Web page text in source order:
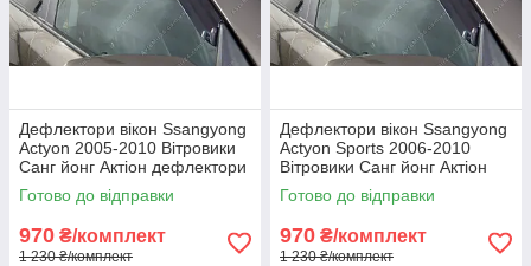
Дефлектори вікон Ssangyong
Actyon 2005-2010 Вітровики
Санг йонг Актіон дефлектори
4шт з 2005 по 2010
Готово до відправки
970 ₴/комплект
1 230 ₴/комплект
Дефлектори вікон Ssangyong
Actyon Sports 2006-2010
Вітровики Санг йонг Актіон
Спортс дефлектори 4шт з
2006 по 2010
Готово до відправки
970 ₴/комплект
1 230 ₴/комплект